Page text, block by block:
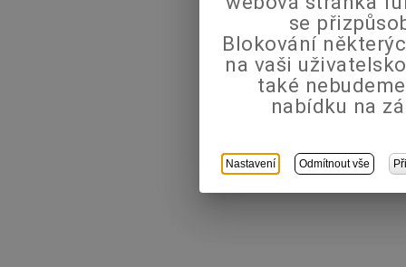
se
Blokování
na vaši
také
nabídku na
Nastavení Odmítnout vše